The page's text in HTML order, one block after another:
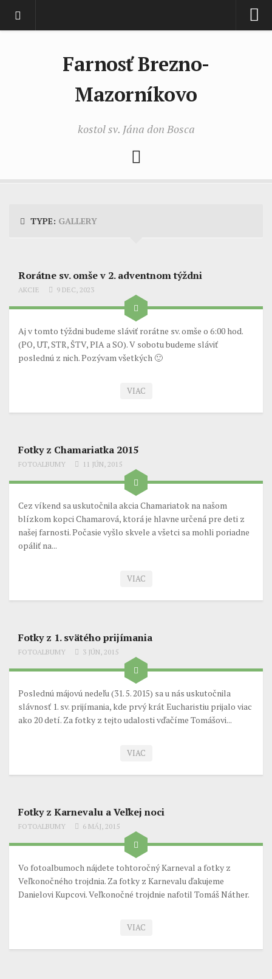
Imanuel 2025
Prikázané sviatky
Farnosť Brezno-
Mazorníkovo
kostol sv. Jána don Bosca
TYPE: GALLERY
Rorátne sv. omše v 2. adventnom týždni
AKCIE 9 DEC, 2023
Aj v tomto týždni budeme sláviť rorátne sv. omše o 6:00 hod.
(PO, UT, STR, ŠTV, PIA a SO). V sobotu budeme sláviť
poslednú z nich. Pozývam všetkých 🙂
VIAC
Fotky z Chamariatka 2015
FOTOALBUMY 11 JÚN, 2015
Cez víkend sa uskutočnila akcia Chamariatok na našom
blízkom kopci Chamarová, ktorá je hlavne určená pre deti z
našej farnosti. Počasie vyšlo skvele a všetci sa mohli poriadne
opáliť na...
VIAC
Fotky z 1. svätého prijímania
FOTOALBUMY 3 JÚN, 2015
Poslednú májovú nedeľu (31. 5. 2015) sa u nás uskutočnila
slávnosť 1. sv. prijímania, kde prvý krát Eucharistiu prijalo viac
ako 20 detí. Za fotky z tejto udalosti vďačíme Tomášovi...
VIAC
Fotky z Karnevalu a Veľkej noci
FOTOALBUMY 6 MÁJ, 2015
Vo fotoalbumoch nájdete tohtoročný Karneval a fotky z
Veľkonočného trojdnia. Za fotky z Karnevalu ďakujeme
Danielovi Kupcovi. Veľkonočné trojdnie nafotil Tomáš Náther.
VIAC